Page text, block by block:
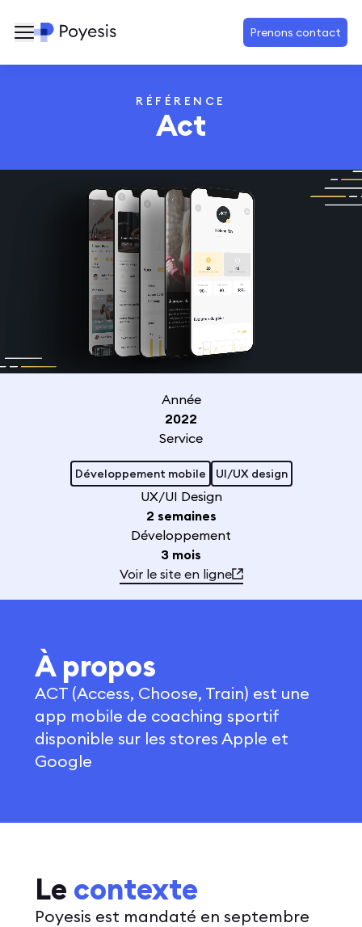
Prenons contact
RÉFÉRENCE
Act
Année
2022
Service
Développement mobile UI/UX design
UX/UI Design
2 semaines
Développement
3 mois
Voir le site en ligne
À propos
ACT (Access, Choose, Train) est une
app mobile de coaching sportif
disponible sur les stores Apple et
Google
Le contexte
Poyesis est mandaté en septembre